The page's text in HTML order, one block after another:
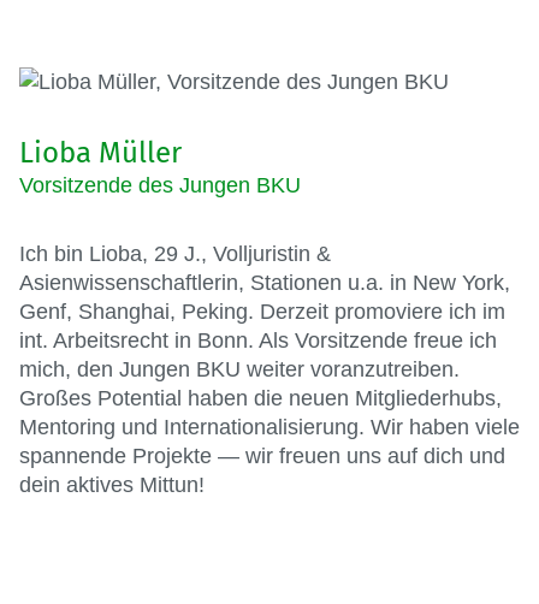
Lioba Müller
Vorsitzende des Jungen BKU
Ich bin Lioba, 29 J., Volljuristin &
Asienwissenschaftlerin, Stationen u.a. in New York,
Genf, Shanghai, Peking. Derzeit promoviere ich im
int. Arbeitsrecht in Bonn. Als Vorsitzende freue ich
mich, den Jungen BKU weiter voranzutreiben.
Großes Potential haben die neuen Mitgliederhubs,
Mentoring und Internationalisierung. Wir haben viele
spannende Projekte — wir freuen uns auf dich und
dein aktives Mittun!